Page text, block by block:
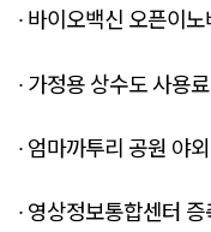
∙ 바이오백신 오픈이
∙ 가정용 상수도 사용
∙ 엄마까투리 공원 야
∙ 영상정보통합센터